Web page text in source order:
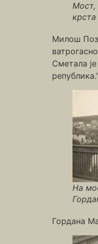
Мост,
Милош
Сметала
На
Гордана